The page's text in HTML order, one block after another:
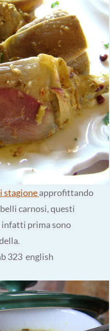
stagioneapprofittando
carnosi, questi
prima sono
323 english